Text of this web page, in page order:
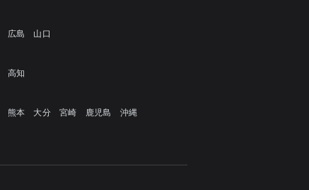
広島 山口
高知
熊本 大分 宮崎 鹿児島 沖縄